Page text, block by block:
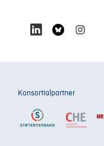
Konsortialpartner